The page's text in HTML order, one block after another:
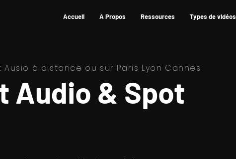
Accueil A Propos Ressources Types de vidéos
à distance ou sur Paris Lyon Cannes
Audio & Spot